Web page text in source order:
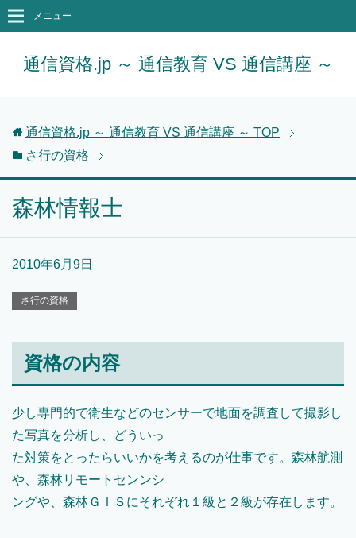
通信資格.jp ～ 通信教育 VS 通信講座 ～
メニュー
通信資格.jp ～ 通信教育 VS 通信講座 ～ TOP
さ行の資格
森林情報士
2010年6月9日
さ行の資格
資格の内容
少し専門的で衛生などのセンサーで地面を調査して撮影し
た写真を分析し、どういっ
た対策をとったらいいかを考えるのが仕事です。森林航測
や、森林リモートセンンシ
ングや、森林ＧＩＳにそれぞれ１級と２級が存在します。